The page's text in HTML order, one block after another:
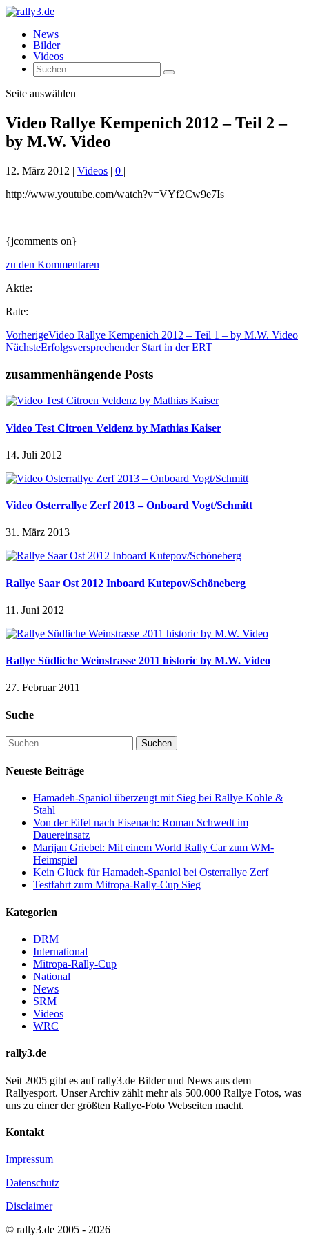
News
Bilder
Videos
Seite auswählen
Video Rallye Kempenich 2012 – Teil 2 –
by M.W. Video
12. März 2012 | Videos | 0 |
http://www.youtube.com/watch?v=VYf2Cw9e7Is
{jcomments on}
zu den Kommentaren
Aktie:
Rate:
VorherigeVideo Rallye Kempenich 2012 – Teil 1 – by M.W. Video
NächsteErfolgsversprechender Start in der ERT
zusammenhängende Posts
Video Test Citroen Veldenz by Mathias Kaiser
14. Juli 2012
Video Osterrallye Zerf 2013 – Onboard Vogt/Schmitt
31. März 2013
Rallye Saar Ost 2012 Inboard Kutepov/Schöneberg
11. Juni 2012
Rallye Südliche Weinstrasse 2011 historic by M.W. Video
27. Februar 2011
Suche
Suchen
nach:
Neueste Beiträge
Hamadeh-Spaniol überzeugt mit Sieg bei Rallye Kohle &
Stahl
Von der Eifel nach Eisenach: Roman Schwedt im
Dauereinsatz
Marijan Griebel: Mit einem World Rally Car zum WM-
Heimspiel
Kein Glück für Hamadeh-Spaniol bei Osterrallye Zerf
Testfahrt zum Mitropa-Rally-Cup Sieg
Kategorien
DRM
International
Mitropa-Rally-Cup
National
News
SRM
Videos
WRC
rally3.de
Seit 2005 gibt es auf rally3.de Bilder und News aus dem
Rallyesport. Unser Archiv zählt mehr als 500.000 Rallye Fotos, was
uns zu einer der größten Rallye-Foto Webseiten macht.
Kontakt
Impressum
Datenschutz
Disclaimer
© rally3.de 2005 - 2026